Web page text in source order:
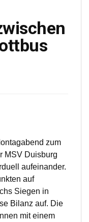
zum
MSV Duisburg
aufeinander.
auf
Siegen in
Bilanz auf. Die
mit einem